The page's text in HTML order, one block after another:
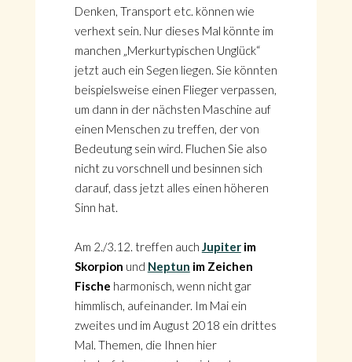
Denken, Transport etc. können wie
verhext sein. Nur dieses Mal könnte im
manchen „Merkurtypischen Unglück“
jetzt auch ein Segen liegen. Sie könnten
beispielsweise einen Flieger verpassen,
um dann in der nächsten Maschine auf
einen Menschen zu treffen, der von
Bedeutung sein wird. Fluchen Sie also
nicht zu vorschnell und besinnen sich
darauf, dass jetzt alles einen höheren
Sinn hat.
Am 2./3.12. treffen auch Jupiterim
Skorpion und Neptun im Zeichen
Fische harmonisch, wenn nicht gar
himmlisch, aufeinander. Im Mai ein
zweites und im August 2018 ein drittes
Mal. Themen, die Ihnen hier